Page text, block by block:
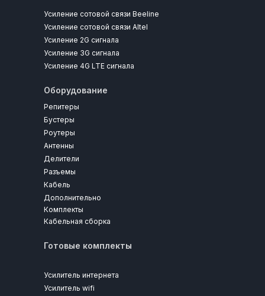
Готовые комплекты
Оборудование
Репитеры
Бустеры
Роутеры
Антенны
Делители
Разъемы
Кабель
Дополнительно
Усилитель интернета
Усилитель wifi
Усиление сотовой связи Beeline
Усиление сотовой связи Altel
Усиление 2G сигнала
Усиление 3G сигнала
Усиление 4G LTE сигнала
Кабельная сборка
Комплекты